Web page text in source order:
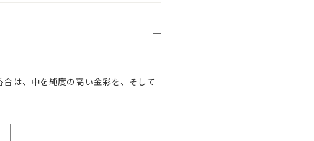
は、中を純度の高い金彩を、そして